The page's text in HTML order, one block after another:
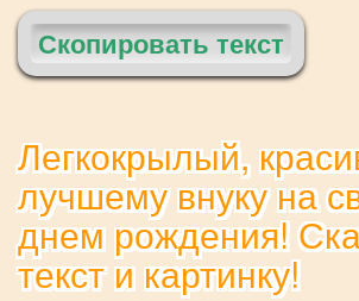
Скопировать текст
Легкокрылый,
лучшему внуку на
днем рождения!
текст и картинку!